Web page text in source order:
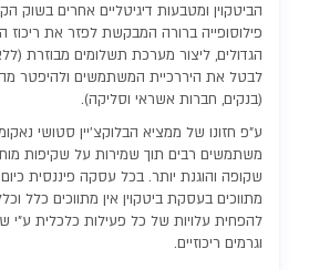
הביטקוין ומטבעות דיגיטליים אחרים בשוק
פילוסופייה ברורה המבקשת לפזר את ריכוז
הגדולים, ליצור מערכת תשלומים מבוזרת
לבטל את היררכיית המשתמשים ולהיפטר
(בנקים, חברות אשראי וסליקה).
ע"פ חזונו של ממציא הבלוקצ'יין סטושי
משתמשים רבים תוך שמירות על שקיפות
שקופה והוגנת יותר. בכל עסקה פיננסית
מתווכים בעסקת ביטקוין אין מתווכים כלל
להפחית עלויות של כל פעילות כלכלית ע"י
וגרמים ריכוזיים.